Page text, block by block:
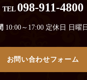
TEL 098-911-4800
10:00～17:00 定休日 日曜
お問い合わせフォーム